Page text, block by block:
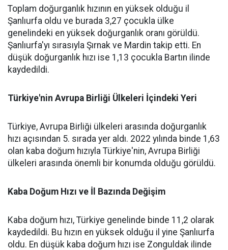
Toplam doğurganlık hızının en yüksek olduğu il
Şanlıurfa oldu ve burada 3,27 çocukla ülke
genelindeki en yüksek doğurganlık oranı görüldü.
Şanlıurfa'yı sırasıyla Şırnak ve Mardin takip etti. En
düşük doğurganlık hızı ise 1,13 çocukla Bartın ilinde
kaydedildi.
Türkiye'nin Avrupa Birliği Ülkeleri İçindeki Yeri
Türkiye, Avrupa Birliği ülkeleri arasında doğurganlık
hızı açısından 5. sırada yer aldı. 2022 yılında binde 1,63
olan kaba doğum hızıyla Türkiye'nin, Avrupa Birliği
ülkeleri arasında önemli bir konumda olduğu görüldü.
Kaba Doğum Hızı ve İl Bazında Değişim
Kaba doğum hızı, Türkiye genelinde binde 11,2 olarak
kaydedildi. Bu hızın en yüksek olduğu il yine Şanlıurfa
oldu. En düşük kaba doğum hızı ise Zonguldak ilinde